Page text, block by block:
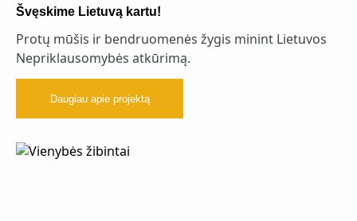
Švęskime Lietuvą kartu!
Protų mūšis ir bendruomenės žygis minint Lietuvos
Nepriklausomybės atkūrimą.
Daugiau apie projektą